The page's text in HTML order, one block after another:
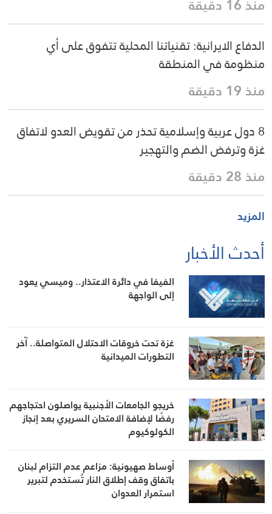
منذ 16 دقيقة
الدفاع الايرانية: تقنياتنا المحلية تتفوق على أي
منظومة في المنطقة
منذ 19 دقيقة
8 دول عربية وإسلامية تحذر من تقويض العدو لاتفاق
غزة وترفض الضم والتهجير
منذ 28 دقيقة
المزيد
أحدث الأخبار
الفيفا في دائرة الاعتذار.. وميسي يعود
إلى الواجهة
غزة تحت خروقات الاحتلال المتواصلة.. آخر
التطورات الميدانية
خريجو الجامعات الأجنبية يواصلون احتجاجهم
رفضًا لإضافة الامتحان السريري بعد إنجاز
الكولوكيوم
أوساط صهيونية: مزاعم عدم التزام لبنان
باتفاق وقف إطلاق النار تُستخدم لتبرير
استمرار العدوان